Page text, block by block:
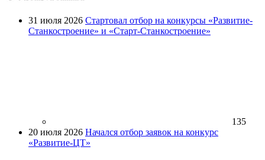
31 июля 2026 Стартовал отбор на конкурсы «Развитие-
Станкостроение» и «Старт-Станкостроение»
135
20 июля 2026 Начался отбор заявок на конкурс
«Развитие-ЦТ»